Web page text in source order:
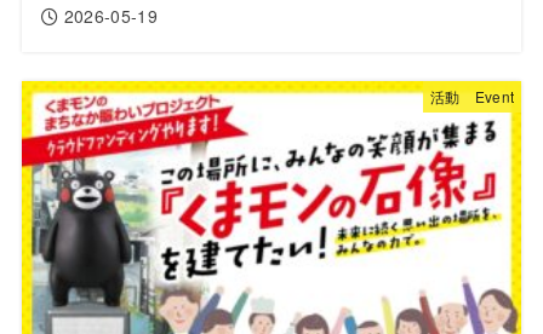
2026-05-19
活動 Event